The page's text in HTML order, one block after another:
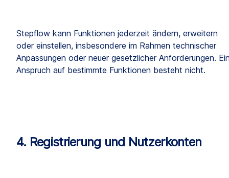
Stepflow kann Funktionen jederzeit ändern, erweitern
oder einstellen, insbesondere im Rahmen technischer
Anpassungen oder neuer gesetzlicher Anforderungen.
Anspruch auf bestimmte Funktionen besteht nicht.
4. Registrierung und Nutzerkonten